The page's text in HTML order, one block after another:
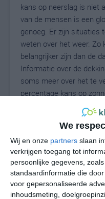
We
Wij en onze partners slaan
verkrijgen toegang tot
persoonlijke gegevens,
standaardinformatie die
voor gepersonaliseerde
inhoudsmeting,
kans op neerslag is niet
van de mensen is een
genoeg. Er zijn situaties
weten over het weer. Zo
belangrijker zijn dan de
Informatie over de
soms meer over het te
percentage kans op
uitgebreide
17°C